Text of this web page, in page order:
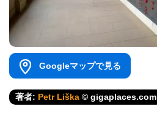
Googleマップで見る
著者: Petr Liška © gigaplaces.com